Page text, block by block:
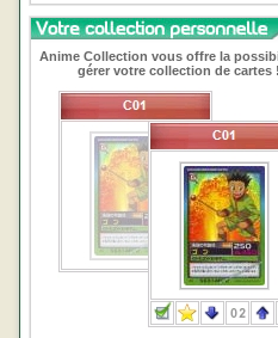
Anime Collection vous offre la
gérer votre collection de cartes !